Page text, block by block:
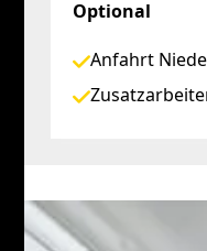
Optional
Anfahrt